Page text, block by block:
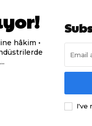
I've